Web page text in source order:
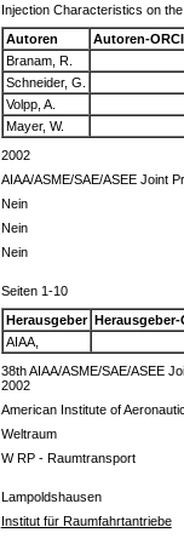
Injection Characteristics on
Autoren
Autoren-
Branam, R.
Schneider, G.
Volpp, A.
Mayer, W.
2002
AIAA/ASME/SAE/ASEE Joint
Nein
Nein
Nein
Seiten 1-10
Herausgeber Herausgeber-
AIAA,
38th AIAA/ASME/SAE/ASEE
2002
American Institute of
Weltraum
W RP - Raumtransport
Lampoldshausen
Institut für Raumfahrtantriebe